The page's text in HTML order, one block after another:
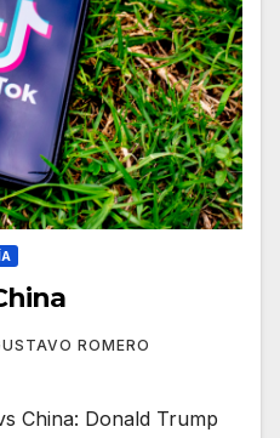
ROMERO
China: Donald Trump